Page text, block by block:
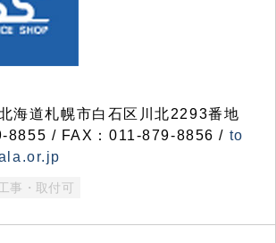
道札幌市白石区川北2293番地
8855 / FAX：011-879-8856 / to
事・取付可